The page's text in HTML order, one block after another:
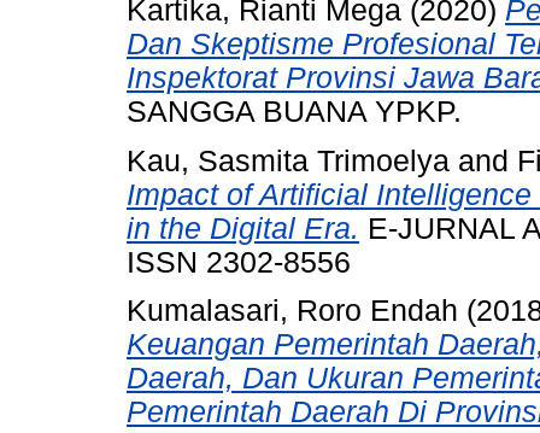
Kartika, Rianti Mega (2020)
Dan Skeptisme Profesional
Inspektorat Provinsi Jawa
SANGGA BUANA YPKP.
Kau, Sasmita Trimoelya and
Impact of Artificial
in the Digital Era. E-JURNAL
ISSN 2302-8556
Kumalasari, Roro Endah
Keuangan Pemerintah
Daerah, Dan Ukuran
Pemerintah Daerah Di